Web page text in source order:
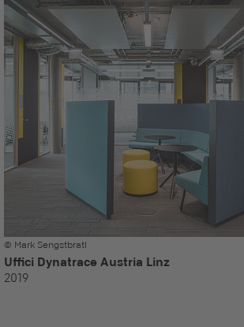
© Mark Sengstbratl
Uffici Dynatrace Austria Linz
2019